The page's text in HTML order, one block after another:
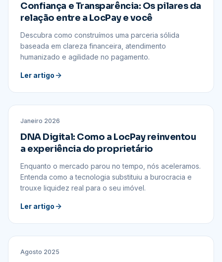
Confiança e Transparência: Os pilares da
relação entre a LocPay e você
Descubra como construímos uma parceria sólida
baseada em clareza financeira, atendimento
humanizado e agilidade no pagamento.
Ler artigo
INSTITUCIONAL
Janeiro 2026
DNA Digital: Como a LocPay reinventou
a experiência do proprietário
Enquanto o mercado parou no tempo, nós aceleramos.
Entenda como a tecnologia substituiu a burocracia e
trouxe liquidez real para o seu imóvel.
Ler artigo
CONTABILIDADE
Agosto 2025